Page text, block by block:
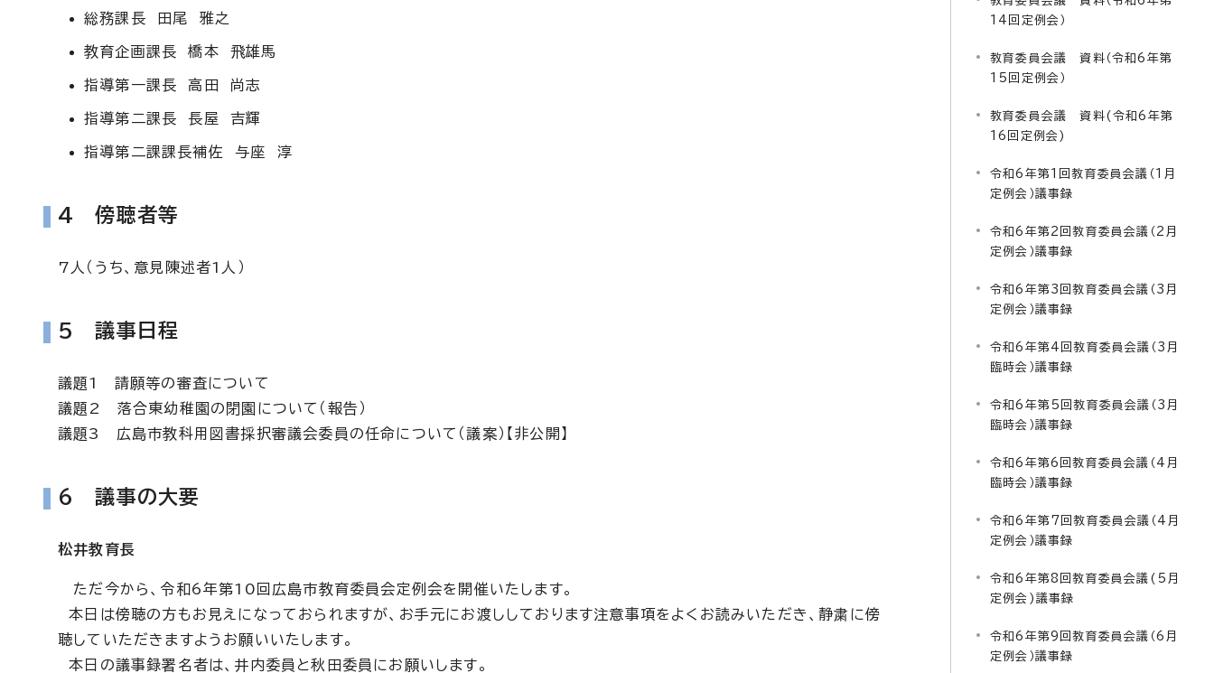
総務課長 田尾 雅之
教育企画課長 橋本 飛雄馬
指導第一課長 高田 尚志
指導第二課長 長屋 吉輝
指導第二課課長補佐 与座 淳
4 傍聴者等
7人（うち、意見陳述者1人）
5 議事日程
議題1 請願等の審査について
議題2 落合東幼稚園の閉園について（報告）
議題3 広島市教科用図書採択審議会委員の任命について（議案）【非公開】
6 議事の大要
松井教育長
ただ今から、令和6年第10回広島市教育委員会定例会を開催いたします。
本日は傍聴の方もお見えになっておられますが、お手元にお渡ししております注意事項をよくお読みいただき、静粛に傍
聴していただきますようお願いいたします。
本日の議事録署名者は、井内委員と秋田委員にお願いします。
14回定例会）
教育委員会議 資料（令和6年第
15回定例会）
教育委員会議 資料(令和6年第
16回定例会)
令和6年第1回教育委員会議（1月
定例会）議事録
令和6年第2回教育委員会議（2月
定例会）議事録
令和6年第3回教育委員会議（3月
定例会）議事録
令和6年第4回教育委員会議（3月
臨時会）議事録
令和6年第5回教育委員会議（3月
臨時会）議事録
令和6年第6回教育委員会議（4月
臨時会）議事録
令和6年第7回教育委員会議（4月
定例会）議事録
令和6年第8回教育委員会議(5月
定例会)議事録
令和6年第9回教育委員会議（6月
定例会）議事録